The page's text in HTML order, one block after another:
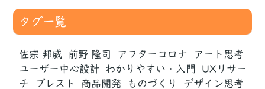
タグ一覧
佐宗 邦威 前野 隆司 アフターコロナ
アート思考
ユーザー中心設計
わかりやすい・入門
UXリサー
チ
ブレスト 商品開発 ものづくり
デザイン思考